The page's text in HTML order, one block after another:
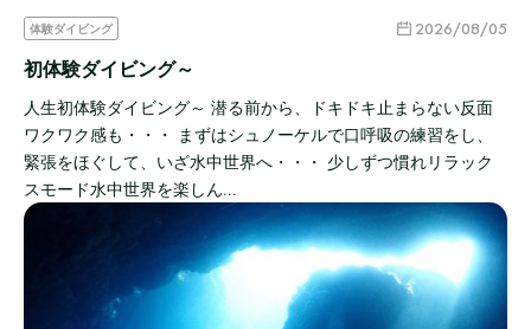
体験ダイビング 2026/08/05
初体験ダイビング～
人生初体験ダイビング～ 潜る前から、ドキドキ止まらない反面
ワクワク感も・・・ まずはシュノーケルで口呼吸の練習をし、
緊張をほぐして、いざ水中世界へ・・・ 少しずつ慣れリラック
スモード水中世界を楽しん…